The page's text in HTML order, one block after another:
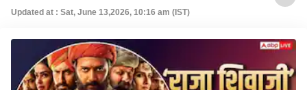
Updated at : Sat, June 13,2026, 10:16 am (IST)